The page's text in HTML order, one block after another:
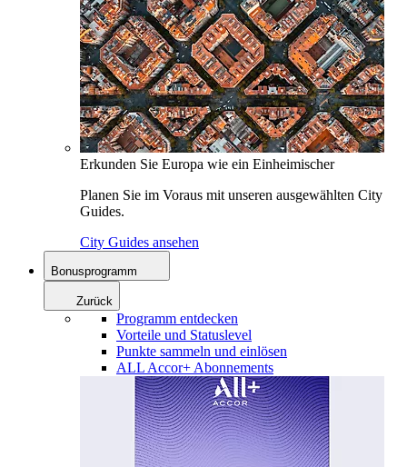
Erkunden Sie Europa wie ein Einheimischer
Planen Sie im Voraus mit unseren ausgewählten City
Guides.
City Guides ansehen
Bonusprogramm
Zurück
Programm entdecken
Vorteile und Statuslevel
Punkte sammeln und einlösen
ALL Accor+ Abonnements